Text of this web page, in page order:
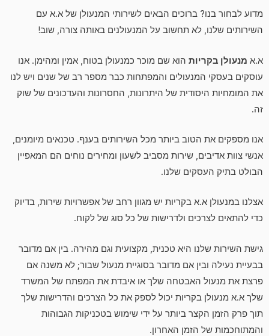
מדוע לבחור בנו? ברוכים הבאים לשירותי המנעולן של א.א עם
השירותים שלנו, לא תחשוב על המנעולנים באותה צורה, שוב!
א.א מנעולן בקריות הוא שם מוכר כמנעולן בטוח, אמין ומהימן. אנו
עוסקים בעסקי המנעולים והמפתחות כבר מספר רב של שנים ויש לנו
את המומחיות היסודית של היתרונות, החסרונות והעדכונים של שוק
זה.
אנו מספקים את הטוב ביותר מכל השירותים בענף. טכנאים מיומנים,
אנשי צוות אדיבים, שירות מסביב לשעון ומחירים נוחים הם המאפיין
הבולט בתיק העסקים שלנו.
אצלנו במנעולן א.א בקריות יש מגוון רחב של אפשרויות שירות, בדיוק
כדי להתאים לצרכים ולדרישות של כל סוג של לקוח.
גישת השירות שלנו היא טכנית, מקצועית וגם מהירה. בין אם מדובר
בבעיית נעילה ובין אם מדובר בסוגיית מנעול שבור; לא משנה אם
פרצת את מנעול האבטחה שלך או איבדת את המפתח של המשרד
שלך א.א מנעולן בקריות יכול לספק את כל הצרכים והדרישות שלך
תוך פרק הזמן הקצר ביותר על ידי שימוש בטכניקות הגבוהות
והמתוחכמות של הזמן האחרון.